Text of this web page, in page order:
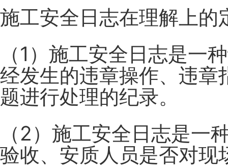
施工安全日志在理解上的
（1）施工安全日志是一
经发生的违章操作、违
题进行处理的纪录。
（2）施工安全日志是一
验收、安质人员是否对